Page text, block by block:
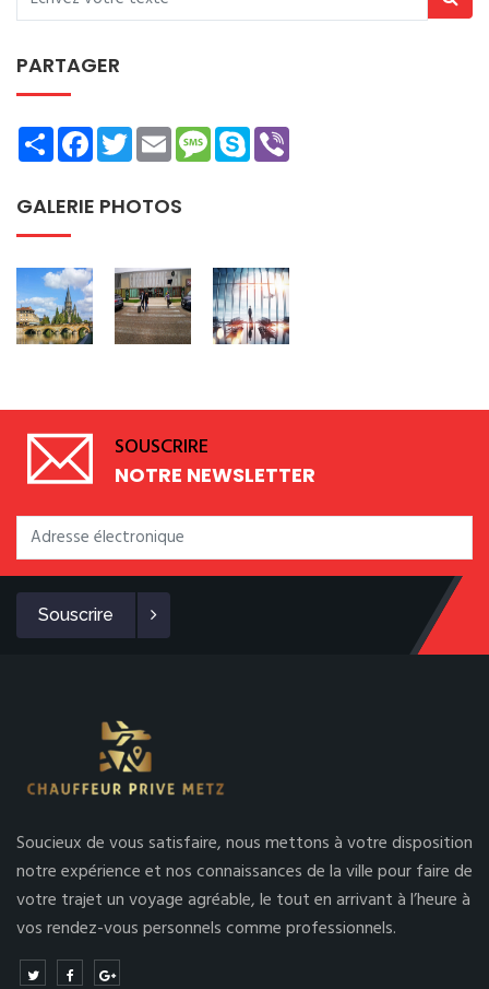
PARTAGER
ShareFacebookTwitterEmailMessage
Skype
GALERIE PHOTOS
SOUSCRIRE
NOTRE NEWSLETTER
Souscrire
Soucieux de vous satisfaire, nous mettons à votre disposition
notre expérience et nos connaissances de la ville pour faire de
votre trajet un voyage agréable, le tout en arrivant à l’heure à
vos rendez-vous personnels comme professionnels.